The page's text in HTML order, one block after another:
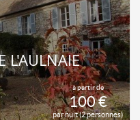
à partir de
100 €
par nuit (2 personnes)
L'AULNAIE